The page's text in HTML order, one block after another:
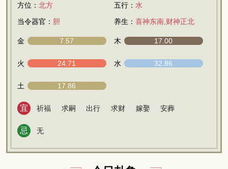
方位： 北方 五行： 水
当令器官： 胆 养生： 喜神东南,财神正北
金 7.57 木 17.00
火 24.71 水 32.86
土 17.86
宜 祈福 求嗣 出行 求财 嫁娶 安葬
忌 无